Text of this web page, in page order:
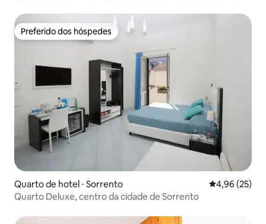
Preferido dos hóspedes
Preferido dos hóspedes
Quarto de hotel ⋅ Sorrento 4,96 de uma
4,96 (25)
Quarto Deluxe, centro da cidade de Sorrento